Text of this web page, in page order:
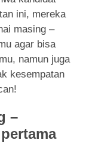
ini, mereka
masing –
agar bisa
namun juga
kesempatan
–